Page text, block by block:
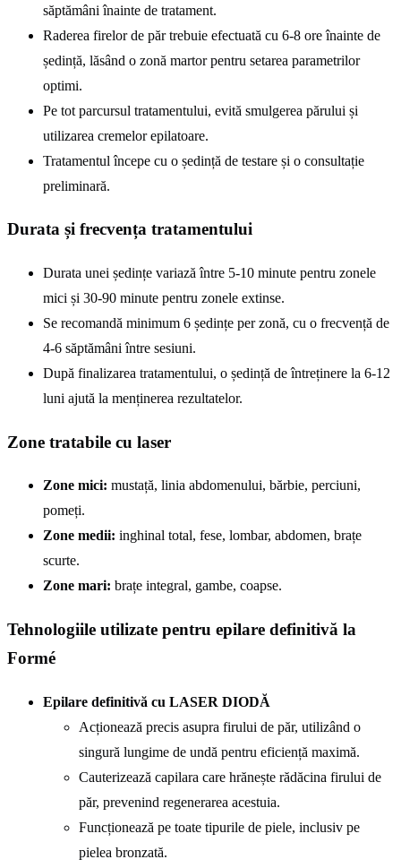
săptămâni înainte de tratament.
Raderea firelor de păr trebuie efectuată cu 6-8 ore înainte de
ședință, lăsând o zonă martor pentru setarea parametrilor
optimi.
Pe tot parcursul tratamentului, evită smulgerea părului și
utilizarea cremelor epilatoare.
Tratamentul începe cu o ședință de testare și o consultație
preliminară.
Durata și frecvența tratamentului
Durata unei ședințe variază între 5-10 minute pentru zonele
mici și 30-90 minute pentru zonele extinse.
Se recomandă minimum 6 ședințe per zonă, cu o frecvență de
4-6 săptămâni între sesiuni.
După finalizarea tratamentului, o ședință de întreținere la 6-12
luni ajută la menținerea rezultatelor.
Zone tratabile cu laser
Zone mici: mustață, linia abdomenului, bărbie, perciuni,
pomeți.
Zone medii: inghinal total, fese, lombar, abdomen, brațe
scurte.
Zone mari: brațe integral, gambe, coapse.
Tehnologiile utilizate pentru epilare definitivă la
Formé
Epilare definitivă cu LASER DIODĂ
Acționează precis asupra firului de păr, utilizând o
singură lungime de undă pentru eficiență maximă.
Cauterizează capilara care hrănește rădăcina firului de
păr, prevenind regenerarea acestuia.
Funcționează pe toate tipurile de piele, inclusiv pe
pielea bronzată.